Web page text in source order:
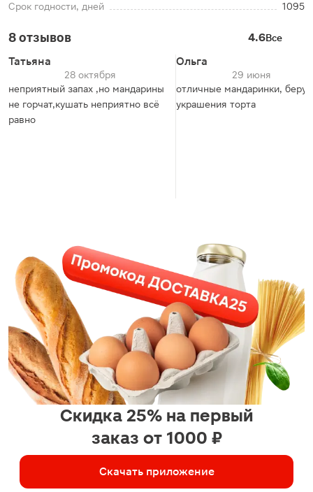
Срок годности, дней 1095
8 отзывов 4.6Все
Татьяна
28 октября
неприятный запах ,но мандарины
не горчат,кушать неприятно всё
равно
Ольга
29 июня
отличные мандаринки, беру
украшения торта
Скидка 25% на первый
заказ от 1000 ₽
Скачать приложение